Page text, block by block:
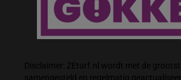
Disclaimer: ZEturf.nl wordt met de
samengesteld en regelmatig